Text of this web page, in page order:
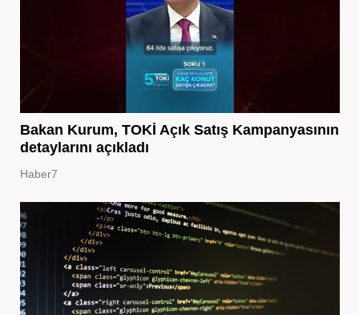
Bakan Kurum, TOKİ Açık Satış Kampanyasının
detaylarını açıkladı
Haber7